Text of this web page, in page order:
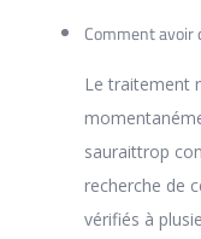
Comment avoir
Le traitement
sauraittrop
recherche de
vérifiés à